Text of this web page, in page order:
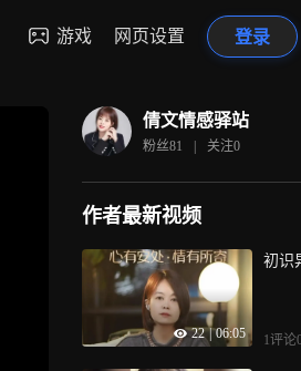
游戏 网页设置 登录
倩文情感驿站
粉丝81 | 关注0
作者最新视频
22 | 06:05
初识
1评论